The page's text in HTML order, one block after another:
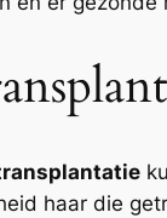
haar die